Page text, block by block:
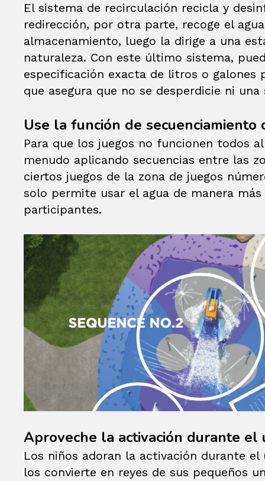
El sistema de recirculación recicla y
redirección, por otra parte, recoge el
almacenamiento, luego la dirige a una
naturaleza. Con este último sistema,
especificación exacta de litros o galones
que asegura que no se desperdicie ni una
Use la función de secuenciamiento
Para que los juegos no funcionen todos
menudo aplicando secuencias entre las
ciertos juegos de la zona de juegos
solo permite usar el agua de manera
participantes.
Aproveche la activación durante el
Los niños adoran la activación durante
los convierte en reyes de sus pequeños